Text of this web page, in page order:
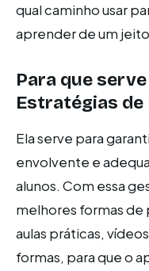
qual caminho usar
aprender de um
Para que
Estratégias de
Ela serve para
envolvente e
alunos. Com essa
melhores formas de
aulas práticas,
formas, para que o